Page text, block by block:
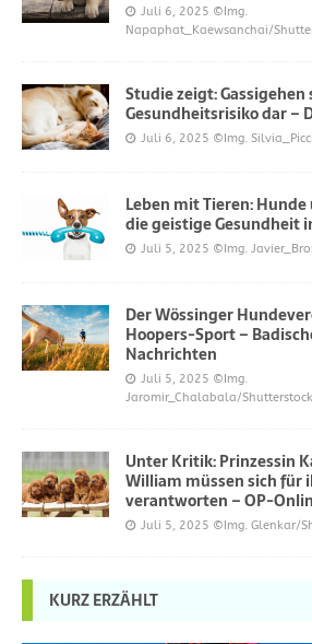
Juli 6, 2025 ©Img.
Napaphat_Kaewsanchai/
Studie zeigt:
Gesundheitsrisiko dar –
Juli 6, 2025 ©Img.
Leben mit Tieren:
die geistige Gesundheit
Juli 5, 2025 ©Img.
Der Wössinger
Hoopers-Sport –
Nachrichten
Juli 5, 2025 ©Img.
Jaromir_Chalabala/
Unter Kritik: Prinzessin
William müssen sich für
verantworten – OP-
Juli 5, 2025 ©Img. Glenkar/
KURZ ERZÄHLT